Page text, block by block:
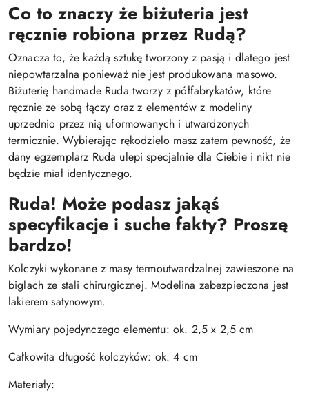
Co to znaczy że biżuteria jest
ręcznie robiona przez Rudą?
Oznacza to, że każdą sztukę tworzony z pasją i dlatego jest
niepowtarzalna ponieważ nie jest produkowana masowo.
Biżuterię handmade Ruda tworzy z półfabrykatów, które
ręcznie ze sobą łączy oraz z elementów z modeliny
uprzednio przez nią uformowanych i utwardzonych
termicznie. Wybierając rękodzieło masz zatem pewność, że
dany egzemplarz Ruda ulepi specjalnie dla Ciebie i nikt nie
będzie miał identycznego.
Ruda! Może podasz jakąś
specyfikacje i suche fakty? Proszę
bardzo!
Kolczyki wykonane z masy termoutwardzalnej zawieszone na
biglach ze stali chirurgicznej. Modelina zabezpieczona jest
lakierem satynowym.
Wymiary pojedynczego elementu: ok. 2,5 x 2,5 cm
Całkowita długość kolczyków: ok. 4 cm
Materiały: